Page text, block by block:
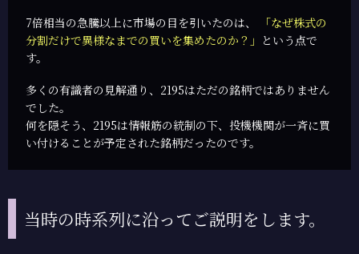
7倍相当の急騰以上に市場の目を引いたのは、
「なぜ株式の
分割だけで異様なまでの買いを集めたのか？」 という点で
す。
多くの有識者の見解通り、2195はただの銘柄ではありません
でした。
何を隠そう、2195は情報筋の統制の下、投機機関が一斉に買
い付けることが予定された銘柄だったのです。
当時の時系列に沿ってご説明をします。